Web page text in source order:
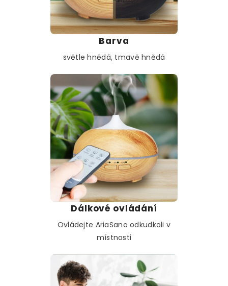
Barva
světle hnědá, tmavě hnědá
Dálkové ovládání
Ovládejte AriaSano odkudkoli v
místnosti